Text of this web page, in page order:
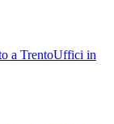
a TrentoUffici in